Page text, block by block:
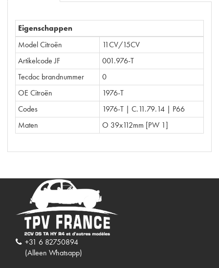
Eigenschappen
Model Citroën
11CV/15CV
Artikelcode JF
001.976-T
Tecdoc brandnummer
0
OE Citroën
1976-T
Codes
1976-T | C.11.79.14 | P66
Maten
O 39x112mm [PW 1]
+31 6 82750894
(Alleen Whatsapp)